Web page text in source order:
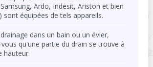
Ardo, Indesit, Ariston et bien
sont équipées de tels appareils.
dans un bain ou un évier,
qu'une partie du drain se trouve à
hauteur.